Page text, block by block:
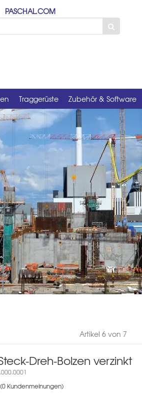
PASCHAL.COM
Traggerüste Zubehör & Software
Artikel 6 von 7
Dreh-Bolzen verzinkt
(0 Kundenmeinungen)